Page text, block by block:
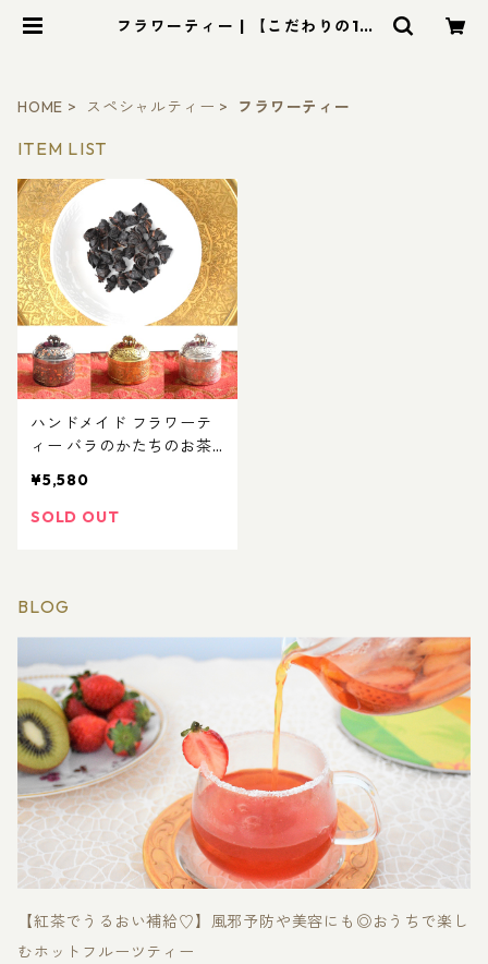
フラワーティー | 【こだわりの10
HOME スペシャルティー フラワーティー
ITEM LIST
ハンドメイド フラワーテ
ィー バラのかたちのお茶
リーフティー１０ｇ 選べ
る限定缶
¥5,580
SOLD OUT
BLOG
【紅茶でうるおい補給♡】風邪予防や美容にも◎おうちで楽し
むホットフルーツティー